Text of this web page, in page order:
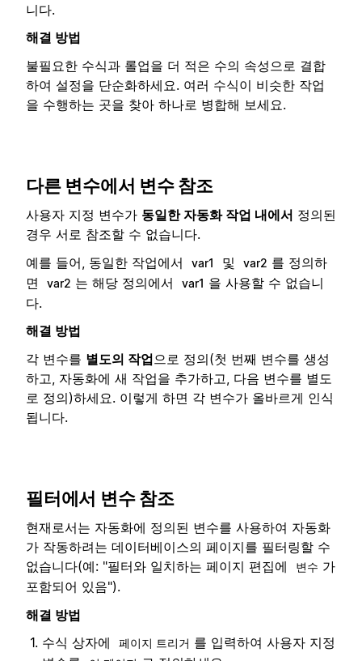
니다.
해결 방법
불필요한 수식과 롤업을 더 적은 수의 속성으로 결합
하여 설정을 단순화하세요. 여러 수식이 비슷한 작업
을 수행하는 곳을 찾아 하나로 병합해 보세요.
다른 변수에서 변수 참조
사용자 지정 변수가 동일한 자동화 작업 내에서 정의된
경우 서로 참조할 수 없습니다.
예를 들어, 동일한 작업에서
var1 및 var2 를 정의하
면
var2 는 해당 정의에서 var1 을 사용할 수 없습니
다.
해결 방법
각 변수를 별도의 작업으로 정의(첫 번째 변수를 생성
하고, 자동화에 새 작업을 추가하고, 다음 변수를 별도
로 정의)하세요. 이렇게 하면 각 변수가 올바르게 인식
됩니다.
필터에서 변수 참조
현재로서는 자동화에 정의된 변수를 사용하여 자동화
가 작동하려는 데이터베이스의 페이지를 필터링할 수
없습니다(예: "필터와 일치하는 페이지 편집에
변수 가
포함되어 있음").
해결 방법
수식 상자에
페이지 트리거 를 입력하여 사용자 지정